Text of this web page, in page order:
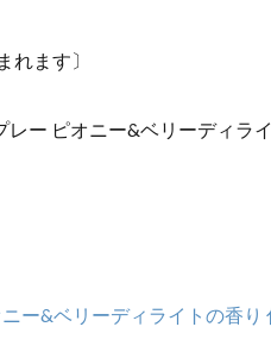
れます〕
ー ピオニー&ベリーディラ
ー&ベリーディライトの香り